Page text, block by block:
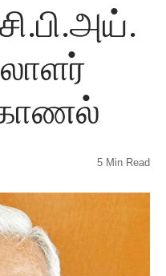
5 Min Read